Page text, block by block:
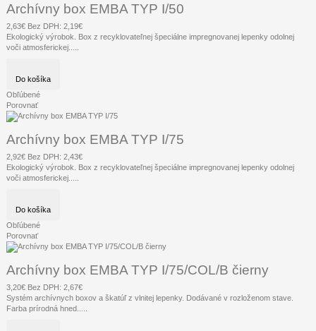
Archívny box EMBA TYP I/50
2,63€ Bez DPH: 2,19€
Ekologický výrobok. Box z recyklovateľnej špeciálne impregnovanej lepenky odolnej
voči atmosferickej.....
Do košíka
Obľúbené
Porovnať
Archívny box EMBA TYP I/75
2,92€ Bez DPH: 2,43€
Ekologický výrobok. Box z recyklovateľnej špeciálne impregnovanej lepenky odolnej
voči atmosferickej.....
Do košíka
Obľúbené
Porovnať
Archívny box EMBA TYP I/75/COL/B čierny
3,20€ Bez DPH: 2,67€
Systém archívnych boxov a škatúľ z vlnitej lepenky. Dodávané v rozloženom stave.
Farba prírodná hned.....